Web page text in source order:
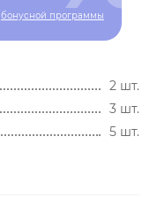
бонусной программы
2 шт.
3 шт.
5 шт.